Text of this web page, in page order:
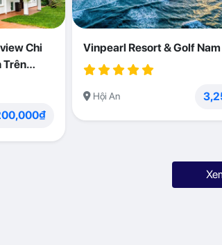
Chi
Trên
Vinpearl Resort & Golf
Hội An